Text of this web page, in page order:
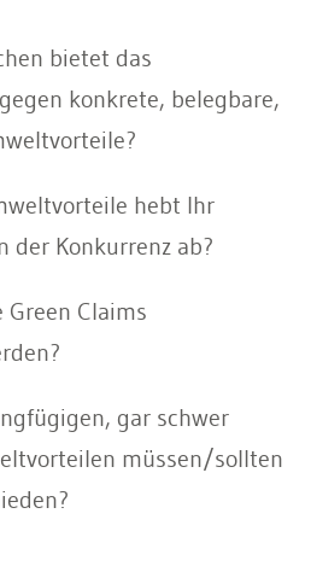
bietet das
konkrete, belegbare,
hebt Ihr
der Konkurrenz ab?
Green Claims
gar schwer
müssen/sollten